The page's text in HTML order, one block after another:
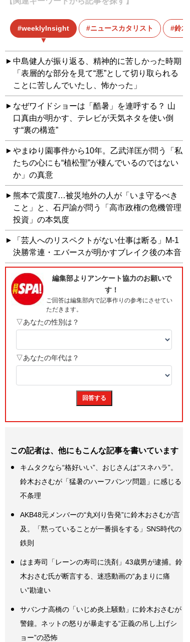
weeklyInsight ニュースカタリスト 鈴木
中島健人が振り返る、精神的に苦しかった時期
「表層的な部分を見て“悪”として切り取られる
ことに苦しんでいたし、怖かった」
なぜワイドショーは「酷暑」を連呼する？ 山
口真由が明かす、テレビが天気ネタを使い倒
す“裏の構造”
やまゆり園事件から10年。乙武洋匡が問う「私
たちの心にも“植松聖”が棲んでいるのではない
か」の真意
熊本で震度7…被災地外の人が「いま守るべき
こと」と、石戸諭が問う「高市政権の危機管理
投資」の本気度
「芸人へのリスペクトがない仕事は断る」M-1
決勝常連・エバースが明かすブレイク後の本音
この記者は、他にもこんな記事を書いています
キムタクなら“格好いい”、おじさんは“スネハラ”。
鈴木おさむが「猛暑のハーフパンツ問題」に感じる
不条理
AKB48元メンバーの“丸刈り告発”に鈴木おさむが言
及。「黙っていることが一番損をする」SNS時代の
鉄則
はま寿司「レーンの寿司に洗剤」43歳男が逮捕。鈴
木おさむ氏が断言する、迷惑動画の“あまりに痛
い”勘違い
サバンナ高橋の「いじめ炎上騒動」に鈴木おさむが
警鐘。ネットの怒りが暴走する“正義の吊し上げシ
ョー”の恐怖